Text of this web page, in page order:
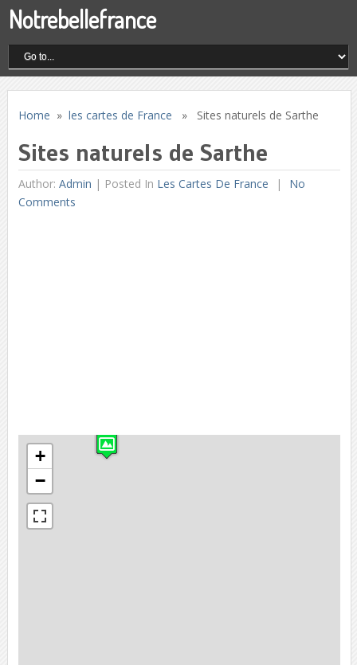
Notrebellefrance
Home » les cartes de France » Sites naturels de Sarthe
Sites naturels de Sarthe
Author: Admin | Posted In Les Cartes De France
No
Comments
+
−